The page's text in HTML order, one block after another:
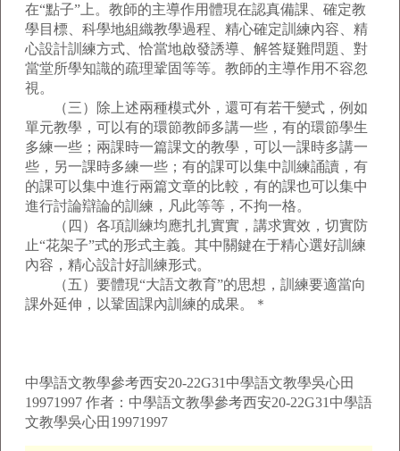
在“點子”上。教師的主導作用體現在認真備課、確定教
學目標、科學地組織教學過程、精心確定訓練內容、精
心設計訓練方式、恰當地啟發誘導、解答疑難問題、對
當堂所學知識的疏理鞏固等等。教師的主導作用不容忽
視。
（三）除上述兩種模式外，還可有若干變式，例如
單元教學，可以有的環節教師多講一些，有的環節學生
多練一些；兩課時一篇課文的教學，可以一課時多講一
些，另一課時多練一些；有的課可以集中訓練誦讀，有
的課可以集中進行兩篇文章的比較，有的課也可以集中
進行討論辯論的訓練，凡此等等，不拘一格。
（四）各項訓練均應扎扎實實，講求實效，切實防
止“花架子”式的形式主義。其中關鍵在于精心選好訓練
內容，精心設計好訓練形式。
（五）要體現“大語文教育”的思想，訓練要適當向
課外延伸，以鞏固課內訓練的成果。＊
中學語文教學參考西安20-22G31中學語文教學吳心田
19971997 作者：中學語文教學參考西安20-22G31中學語
文教學吳心田19971997